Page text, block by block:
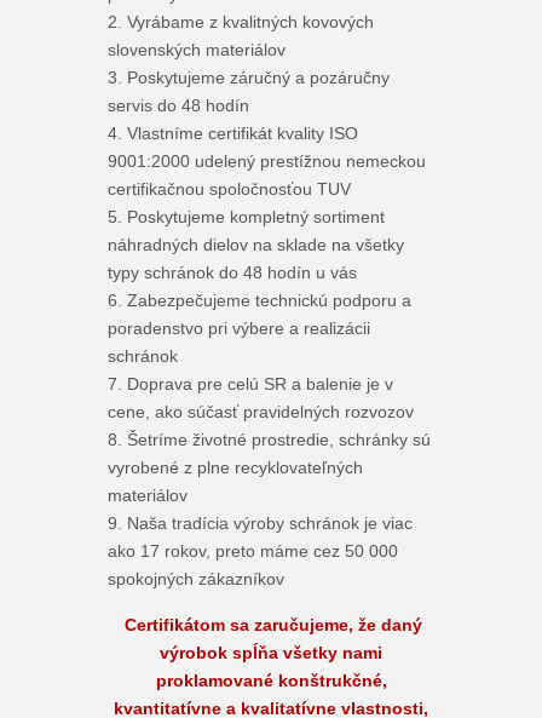
2. Vyrábame z kvalitných kovových
slovenských materiálov
3. Poskytujeme záručný a pozáručny
servis do 48 hodín
4. Vlastníme certifikát kvality ISO
9001:2000 udelený prestížnou nemeckou
certifikačnou spoločnosťou TUV
5. Poskytujeme kompletný sortiment
náhradných dielov na sklade na všetky
typy schránok do 48 hodín u vás
6. Zabezpečujeme technickú podporu a
poradenstvo pri výbere a realizácii
schránok
7. Doprava pre celú SR a balenie je v
cene, ako súčasť pravidelných rozvozov
8. Šetríme životné prostredie, schránky sú
vyrobené z plne recyklovateľných
materiálov
9. Naša tradícia výroby schránok je viac
ako 17 rokov, preto máme cez 50 000
spokojných zákazníkov
Certifikátom sa zaručujeme, že daný
výrobok spĺňa všetky nami
proklamované konštrukčné,
kvantitatívne a kvalitatívne vlastnosti,